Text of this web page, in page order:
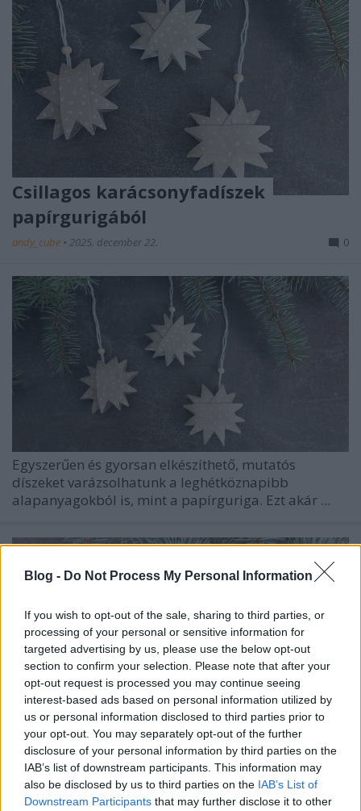
Blog - Do Not Process My Personal Information
If you wish to opt-out of the sale, sharing to third parties, or
processing of your personal or sensitive information for
targeted advertising by us, please use the below opt-out
section to confirm your selection. Please note that after your
opt-out request is processed you may continue seeing
interest-based ads based on personal information utilized by
us or personal information disclosed to third parties prior to
your opt-out. You may separately opt-out of the further
disclosure of your personal information by third parties on the
IAB’s list of downstream participants. This information may
also be disclosed by us to third parties on the IAB’s List of
Downstream Participants that may further disclose it to other
Csillagos karácsonyfadíszek
papírgurigából
andy_cube • 2025. december 22. 0
Egyszerűen és gyorsan elkészíthető, mutatós
díszeket varázsolhatunk a leghétköznapibb
alapanyagokból is, mint a papírguriga. Ezt akár ...
Fahéjtól illatozó makramé